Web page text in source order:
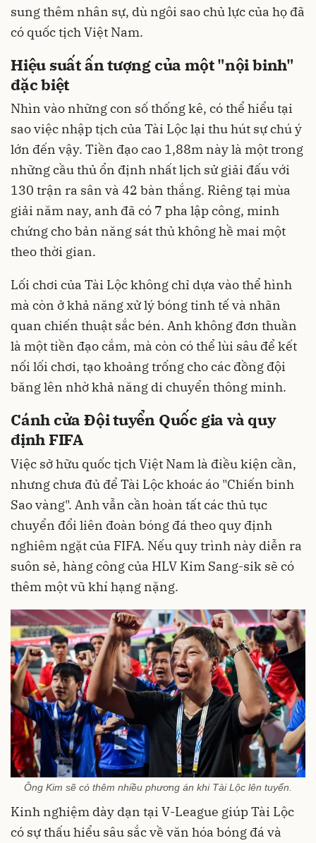
sung thêm nhân sự, dù ngôi sao chủ lực của họ đã
có quốc tịch Việt Nam.
Hiệu suất ấn tượng của một "nội binh"
đặc biệt
Nhìn vào những con số thống kê, có thể hiểu tại
sao việc nhập tịch của Tài Lộc lại thu hút sự chú ý
lớn đến vậy. Tiền đạo cao 1,88m này là một trong
những cầu thủ ổn định nhất lịch sử giải đấu với
130 trận ra sân và 42 bàn thắng. Riêng tại mùa
giải năm nay, anh đã có 7 pha lập công, minh
chứng cho bản năng sát thủ không hề mai một
theo thời gian.
Lối chơi của Tài Lộc không chỉ dựa vào thể hình
mà còn ở khả năng xử lý bóng tinh tế và nhãn
quan chiến thuật sắc bén. Anh không đơn thuần
là một tiền đạo cắm, mà còn có thể lùi sâu để kết
nối lối chơi, tạo khoảng trống cho các đồng đội
băng lên nhờ khả năng di chuyển thông minh.
Cánh cửa Đội tuyển Quốc gia và quy
định FIFA
Việc sở hữu quốc tịch Việt Nam là điều kiện cần,
nhưng chưa đủ để Tài Lộc khoác áo "Chiến binh
Sao vàng". Anh vẫn cần hoàn tất các thủ tục
chuyển đổi liên đoàn bóng đá theo quy định
nghiêm ngặt của FIFA. Nếu quy trình này diễn ra
suôn sẻ, hàng công của HLV Kim Sang-sik sẽ có
thêm một vũ khí hạng nặng.
Ông Kim sẽ có thêm nhiều phương án khi Tài Lộc lên tuyển.
Kinh nghiệm dày dạn tại V-League giúp Tài Lộc
có sự thấu hiểu sâu sắc về văn hóa bóng đá và